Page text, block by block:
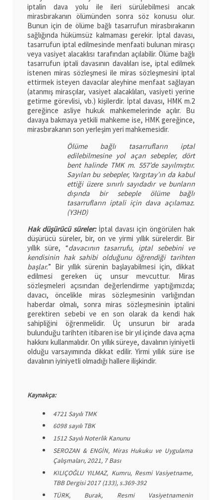
iptalin dava yolu ile ileri sürülebilmesi ancak
mirasbırakanın ölümünden sonra söz konusu olur.
Bunun için de ölüme bağlı tasarrufun mirasbırakanın
sağlığında hükümsüz kalmaması gerekir. İptal davası,
tasarrufun iptal edilmesinde menfaati bulunan mirasçı
veya vasiyet alacaklısı tarafından açılabilir. Ölüme bağlı
tasarrufun iptali davasının davalıları ise, iptal edilmek
istenen miras sözleşmesi ile miras sözleşmesini iptal
ettirmek isteyen davacılar aleyhine menfaat sağlayan
(atanmış mirasçılar, vasiyet alacaklıları, vasiyeti yerine
getirme görevlisi, vb.) kişilerdir. İptal davası, HMK m.2
gereğince asliye hukuk mahkemelerinde açılır. Bu
davaya bakmaya yetkili mahkeme ise, HMK gereğince,
mirasbırakanın son yerleşim yeri mahkemesidir.
Ölüme bağlı tasarrufların iptal
edilebilmesine yol açan sebepler, dört
bent halinde TMK m. 557’de sayılmıştır.
Sayılan bu sebepler, Yargıtay’ın da kabul
ettiği üzere sınırlı sayıdadır ve bunların
dışında bir sebeple ölüme bağlı
tasarrufların iptali için dava açılamaz.
(Y3HD)
Hak düşürücü süreler:İptal davası için öngörülen hak
düşürücü süreler, bir, on ve yirmi yıllık sürelerdir. Bir
yıllık süre, “davacının tasarrufu, iptal sebebini ve
kendisinin hak sahibi olduğunu öğrendiği tarihten
başlar.” Bir yıllık sürenin başlayabilmesi için, dikkat
edilmesi gereken üç unsur mevcuttur. Miras
sözleşmeleri açısından değerlendirme yaptığımızda;
davacı, öncelikle miras sözleşmesinin varlığından
haberdar olmalı, sonra miras sözleşmesinin iptalini
gerektiren sebebi ve en son olarak da kendi hak
sahipliğini öğrenmelidir. Üç unsurun bir arada
bulunduğu tarihten itibaren ise bir yıl içinde dava açma
hakkını kullanmalıdır. On yıllık süreye, davalının iyiniyetli
olduğu varsayımında dikkat edilir. Yirmi yıllık süre ise
davalının iyiniyetli olmadığı hallere ilişkindir.
Kaynakça:
4721 Sayılı TMK
6098 sayılı TBK
1512 Sayılı Noterlik Kanunu
SEROZAN & ENGİN, Miras Hukuku ve Uygulama
Çalışmaları, 2021, 7 Bası
KILIÇOĞLU YILMAZ, Kumru, Resmi Vasiyetname,
TBB Dergisi 2017 (133), s.369-392
TÜRK, Burak, Resmi Vasiyetnamenin